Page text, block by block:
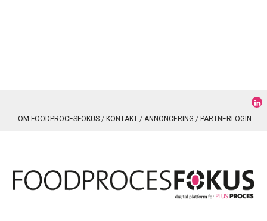
OM FOODPROCESFOKUS KONTAKT ANNONCERING PARTNERLOGIN